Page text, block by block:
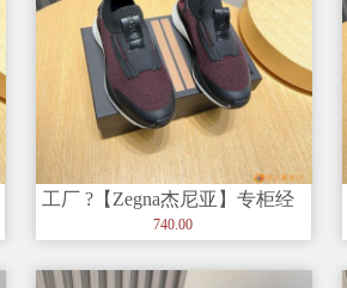
工厂 ?【Zegna杰尼亚】专柜经
典休闲鞋，以细节和创造力
740.00